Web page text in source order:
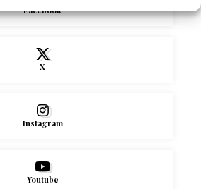
Facebook
X
Instagram
Youtube